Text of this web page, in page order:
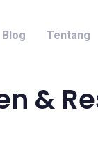
Blog Tentang
&